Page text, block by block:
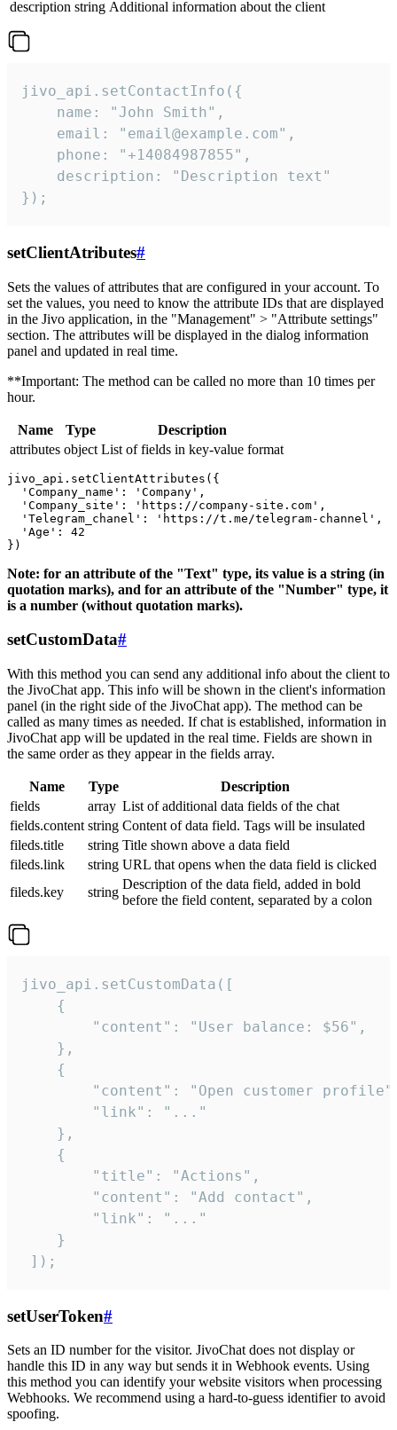
description string Additional information about the client
jivo_api.setContactInfo({
    name: "John Smith",
    email: "email@example.com",
    phone: "+14084987855",
    description: "Description text"
});
setClientAtributes#
Sets the values ​​of attributes that are configured in your account. To
set the values, you need to know the attribute IDs that are displayed
in the Jivo application, in the "Management" > "Attribute settings"
section. The attributes will be displayed in the dialog information
panel and updated in real time.
**Important: The method can be called no more than 10 times per
hour.
Name Type
Description
attributes object List of fields in key-value format
jivo_api.setClientAttributes({
  'Company_name': 'Company',
  'Company_site': 'https://company-site.com',
  'Telegram_chanel': 'https://t.me/telegram-channel',
  'Age': 42
Note: for an attribute of the "Text" type, its value is a string (in
quotation marks), and for an attribute of the "Number" type, it
is a number (without quotation marks).
setCustomData#
With this method you can send any additional info about the client to
the JivoChat app. This info will be shown in the client's information
panel (in the right side of the JivoChat app). The method can be
called as many times as needed. If chat is established, information in
JivoChat app will be updated in the real time. Fields are shown in
the same order as they appear in the fields array.
Name Type
Description
fields
array List of additional data fields of the chat
fields.content string Content of data field. Tags will be insulated
fileds.title
string Title shown above a data field
fileds.link
string URL that opens when the data field is clicked
fileds.key
string
Description of the data field, added in bold
before the field content, separated by a colon
jivo_api.setCustomData([
    {
        "content": "User balance: $56",
    },
    {
"content": "Open customer
        "link": "..."
    },
    {
        "title": "Actions",
        "content": "Add contact",
        "link": "..."
    }
]);
setUserToken#
Sets an ID number for the visitor. JivoChat does not display or
handle this ID in any way but sends it in Webhook events. Using
this method you can identify your website visitors when processing
Webhooks. We recommend using a hard-to-guess identifier to avoid
spoofing.